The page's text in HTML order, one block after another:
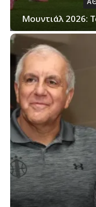
Μουντιάλ 2026: